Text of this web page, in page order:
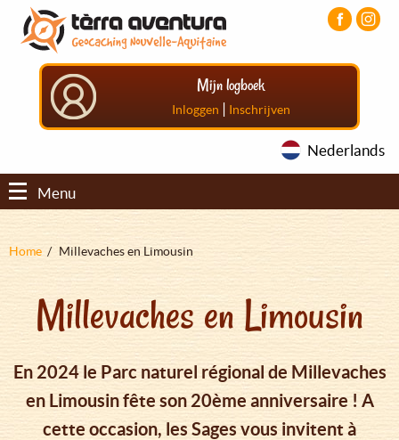
Overslaan
naar
Aller
menu
principal
Aller
pied
Mijn logboek
Inloggen | Inschrijven
Nederlands
Menu
Kruimelpad
Home Millevaches en Limousin
Millevaches en Limousin
En 2024 le Parc naturel régional de Millevaches
en Limousin fête son 20ème anniversaire ! A
cette occasion, les Sages vous invitent à